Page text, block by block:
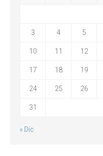
3 4 5
10 11 12
17 18 19
24 25 26
31
« Dic